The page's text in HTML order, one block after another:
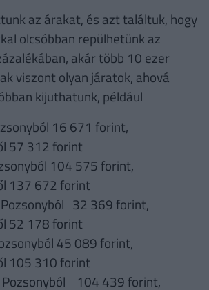
az árakat, és azt találtuk, hogy
olcsóbban repülhetünk az
akár több 10 ezer
viszont olyan járatok, ahová
kijuthatunk, például
16 671 forint,
57 312 forint
104 575 forint,
137 672 forint
32 369 forint,
52 178 forint
45 089 forint,
105 310 forint
104 439 forint,